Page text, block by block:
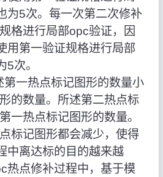
为5次。每一次第二次修补
格进行局部opc验证，因
用第一验证规格进行局部
次。
一热点标记图形的数量小
的数量。所述第二热点标
一热点标记图形的数量。
标记图形都会减少，使得
中离达标的目的越来越
热点修补过程中，基于模